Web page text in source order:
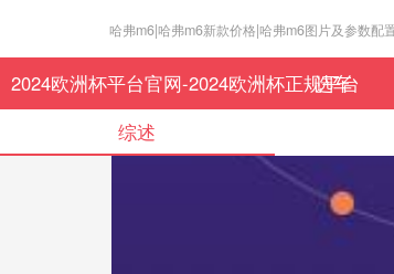
哈弗m6|哈弗m6新款价格|哈弗m6图片及参数配
2024欧洲杯平台官网-2024欧洲杯正规平台
选车
综述